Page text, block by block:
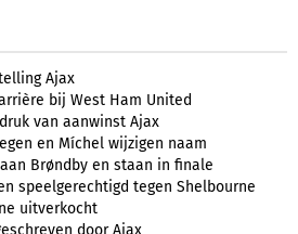
Ajax
bij West Ham United
van aanwinst Ajax
en Míchel wijzigen naam
Brøndby en staan in finale
speelgerechtigd tegen Shelbourne
uitverkocht
door Ajax